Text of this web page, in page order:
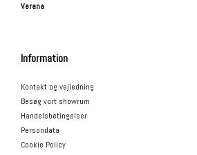
Verana
Information
Kontakt og vejledning
Besøg vort showrum
Handelsbetingelser
Persondata
Cookie Policy